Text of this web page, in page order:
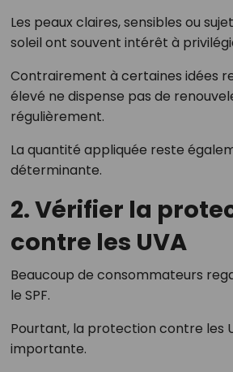
Les peaux claires, sensibles ou
soleil ont souvent intérêt à
Contrairement à certaines idées
élevé ne dispense pas de
régulièrement.
La quantité appliquée reste
déterminante.
2. Vérifier la
contre les UVA
Beaucoup de consommateurs
le SPF.
Pourtant, la protection contre les
importante.